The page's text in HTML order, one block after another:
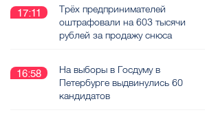
17:11
Трёх предпринимателей
оштрафовали на 603 тысячи
рублей за продажу снюса
16:58
На выборы в Госдуму в
Петербурге выдвинулись 60
кандидатов